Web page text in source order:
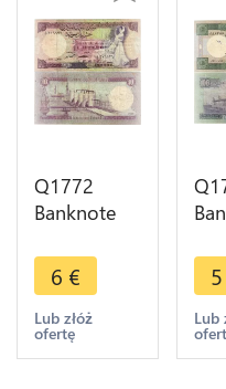
Q1772
Banknote
Pounds
1977 ->
Make offer
6 €
Lub złóż
ofertę
5
Lub